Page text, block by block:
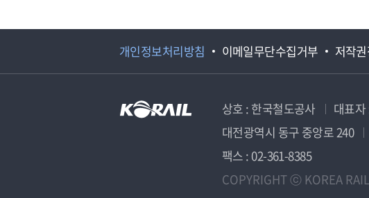
개인정보처리방침 이메일무단수집거부 저작
상호 : 한국철도공사 대표자
대전광역시 동구 중앙로 240
팩스 : 02-361-8385
COPYRIGHT ⓒ KOREA